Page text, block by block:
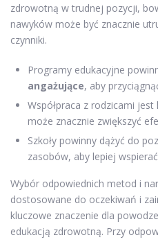
zdrowotną w trudnej pozycji,
nawyków może być znacznie
czynniki.
Programy edukacyjne
angażujące, aby
Współpraca z rodzicami
może znacznie zwiększyć
Szkoły powinny dążyć do
zasobów, aby lepiej
Wybór odpowiednich metod i
dostosowane do oczekiwań i
kluczowe znaczenie dla
edukacją zdrowotną. Przy